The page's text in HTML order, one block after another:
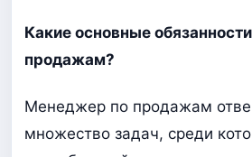
Какие основные
продажам?
Менеджер по продажам
множество задач, среди